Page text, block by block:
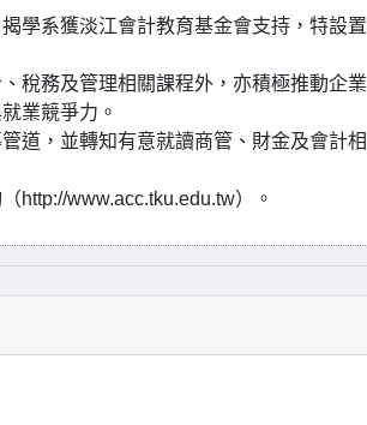
學系獲淡江會計教育基金會支持，特設置
稅務及管理相關課程外，亦積極推動企業
業競爭力。
道，並轉知有意就讀商管、財金及會計相
http://www.acc.tku.edu.tw）。